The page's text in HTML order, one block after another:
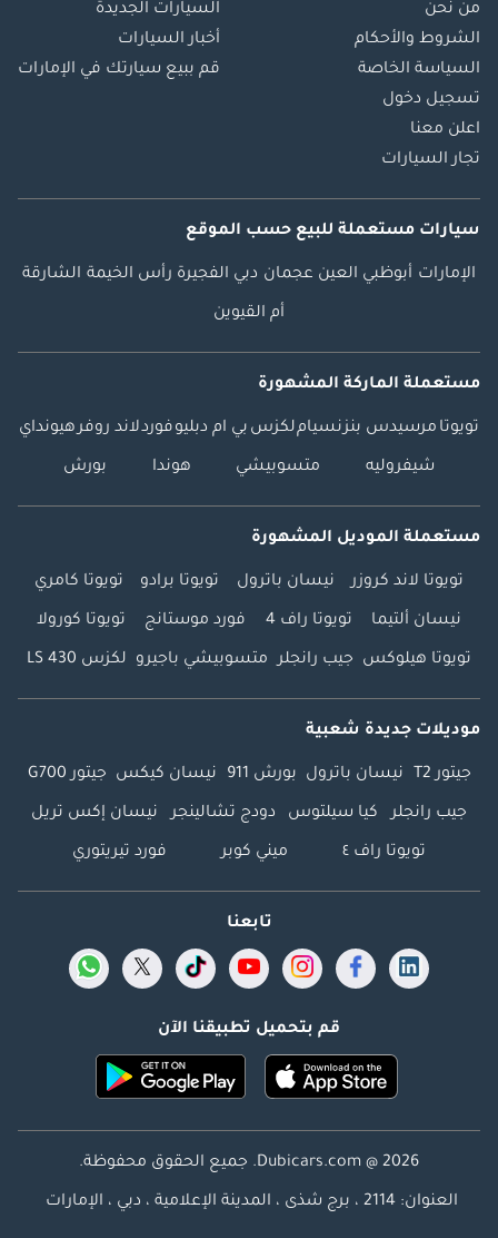
من نحن
الشروط والأحكام
السياسة الخاصة
تسجيل دخول
اعلن معنا
تجار السيارات
السيارات الجديدة
أخبار السيارات
قم ببيع سيارتك في الإمارات
سيارات مستعملة للبيع حسب الموقع
الإمارات أبوظبي العين عجمان دبي الفجيرة رأس الخيمة الشارقة
أم القيوين
مستعملة الماركة المشهورة
تويوتا مرسيدس بنزنسياملكزس بي ام دبليوفوردلاند روفرهيونداي
شيفروليه متسوبيشي هوندا بورش
مستعملة الموديل المشهورة
تويوتا لاند كروزر نيسان باترول تويوتا برادو تويوتا كامري
نيسان ألتيما تويوتا راف 4 فورد موستانج تويوتا كورولا
تويوتا هيلوكس جيب رانجلر متسوبيشي باجيرو لكزس LS 430
موديلات جديدة شعبية
جيتور T2 نيسان باترول بورش 911 نيسان كيكس جيتور G700
جيب رانجلر كيا سيلتوس دودج تشالينجر نيسان إكس تريل
تويوتا راف ٤ ميني كوبر فورد تيريتوري
تابعنا
قم بتحميل تطبيقنا الآن
Dubicars.com @ 2026. جميع الحقوق محفوظة.
العنوان: 2114 ، برج شذى ، المدينة الإعلامية ، دبي ، الإمارات